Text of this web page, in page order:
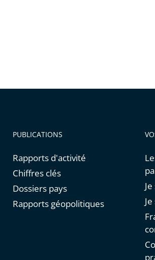
PUBLICATIONS
Rapports d'activité
Chiffres clés
Dossiers pays
Rapports géopolitiques